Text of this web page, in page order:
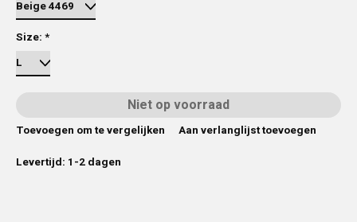
Size: *
Niet op voorraad
Toevoegen om te vergelijken
Aan verlanglijst toevoegen
Levertijd: 1-2 dagen